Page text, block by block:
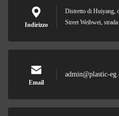
Indirizzo
Distretto di Huiyang,
Street Weibwei,
Email
admin@plastic-